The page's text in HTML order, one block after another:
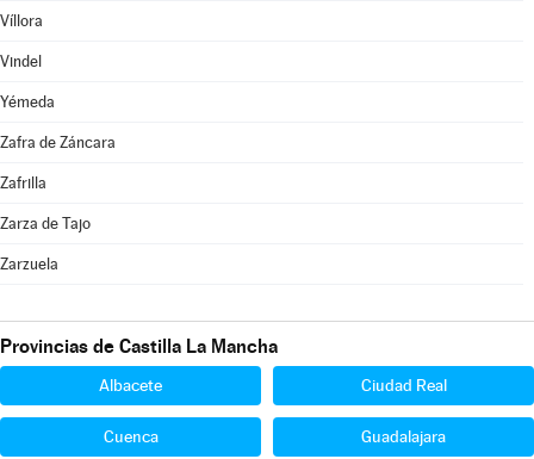
Víllora
Vindel
Yémeda
Zafra de Záncara
Zafrilla
Zarza de Tajo
Zarzuela
Provincias de Castilla La Mancha
Albacete Ciudad Real
Cuenca Guadalajara